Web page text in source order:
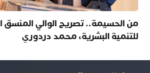
من الحسيمة.. تصريح الوالي المنسق
للتنمية البشرية، محمد دردوري